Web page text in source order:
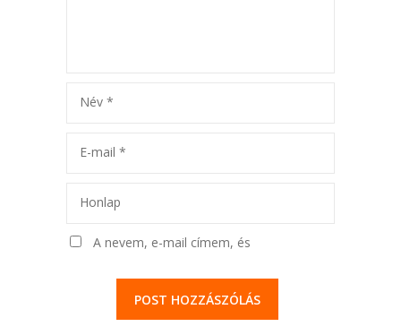
Név *
E-mail *
Honlap
A nevem, e-mail címem, és
a következő hozzászólásomhoz.